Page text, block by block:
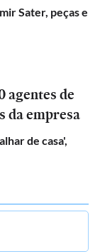
Sater, peças e
agentes de
da empresa
de casa',